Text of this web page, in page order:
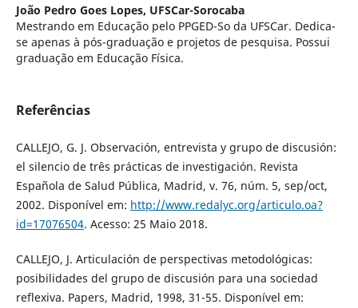
João Pedro Goes Lopes, UFSCar-Sorocaba
Mestrando em Educação pelo PPGED-So da UFSCar. Dedica-
se apenas à pós-graduação e projetos de pesquisa. Possui
graduação em Educação Física.
Referências
CALLEJO, G. J. Observación, entrevista y grupo de discusión:
el silencio de três prácticas de investigación. Revista
Española de Salud Pública, Madrid, v. 76, núm. 5, sep/oct,
2002. Disponível em: http://www.redalyc.org/articulo.oa?
id=17076504. Acesso: 25 Maio 2018.
CALLEJO, J. Articulación de perspectivas metodológicas:
posibilidades del grupo de discusión para una sociedad
reflexiva. Papers, Madrid, 1998, 31-55. Disponível em: